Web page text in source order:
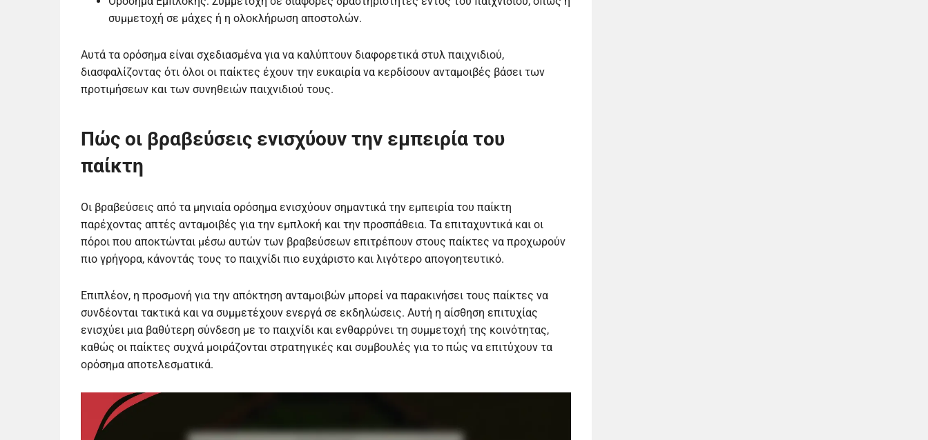
συμμετοχή σε μάχες ή η ολοκλήρωση αποστολών.
Αυτά τα ορόσημα είναι σχεδιασμένα για να καλύπτουν διαφορετικά στυλ παιχνιδιού,
διασφαλίζοντας ότι όλοι οι παίκτες έχουν την ευκαιρία να κερδίσουν ανταμοιβές βάσει των
προτιμήσεων και των συνηθειών παιχνιδιού τους.
Πώς οι βραβεύσεις ενισχύουν την εμπειρία του
παίκτη
Οι βραβεύσεις από τα μηνιαία ορόσημα ενισχύουν σημαντικά την εμπειρία του παίκτη
παρέχοντας απτές ανταμοιβές για την εμπλοκή και την προσπάθεια. Τα επιταχυντικά και οι
πόροι που αποκτώνται μέσω αυτών των βραβεύσεων επιτρέπουν στους παίκτες να προχωρούν
πιο γρήγορα, κάνοντάς τους το παιχνίδι πιο ευχάριστο και λιγότερο απογοητευτικό.
Επιπλέον, η προσμονή για την απόκτηση ανταμοιβών μπορεί να παρακινήσει τους παίκτες να
συνδέονται τακτικά και να συμμετέχουν ενεργά σε εκδηλώσεις. Αυτή η αίσθηση επιτυχίας
ενισχύει μια βαθύτερη σύνδεση με το παιχνίδι και ενθαρρύνει τη συμμετοχή της κοινότητας,
καθώς οι παίκτες συχνά μοιράζονται στρατηγικές και συμβουλές για το πώς να επιτύχουν τα
ορόσημα αποτελεσματικά.